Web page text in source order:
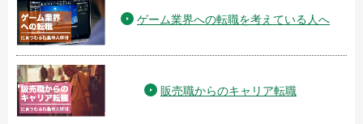
ゲーム業界への転職を考えている人へ
販売職からのキャリア転職